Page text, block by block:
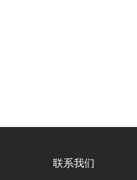
联系我们